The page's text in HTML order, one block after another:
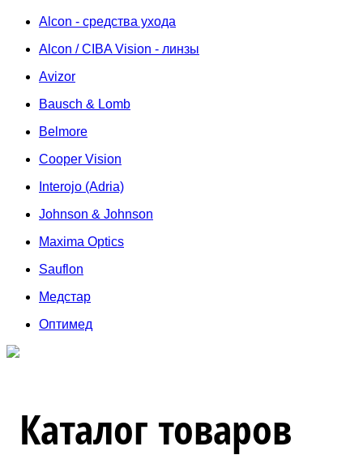
Alcon - средства ухода
Alcon / CIBA Vision - линзы
Avizor
Bausch & Lomb
Belmore
Cooper Vision
Interojo (Adria)
Johnson & Johnson
Maxima Optics
Sauflon
Медстар
Оптимед
Каталог товаров